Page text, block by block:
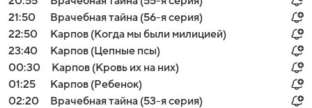
21:50
Врачебная тайна (56-я серия)
22:50
Карпов (Когда мы были милицией)
23:40
Карпов (Цепные псы)
00:30
Карпов (Кровь их на них)
01:25
Карпов (Ребенок)
02:20
Врачебная тайна (53-я серия)